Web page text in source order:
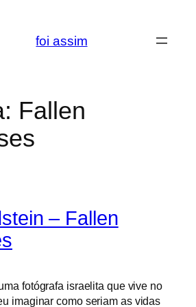
foi assim
Fallen
– Fallen
fotógrafa israelita que vive no
imaginar como seriam as vidas